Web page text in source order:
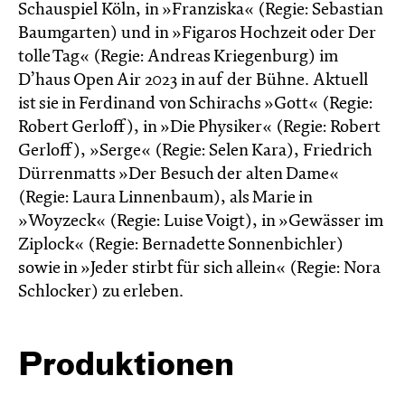
Schauspiel Köln, in »Franziska« (Regie: Sebastian
Baumgarten) und in »Figaros Hochzeit oder Der
tolle Tag« (Regie: Andreas Kriegenburg) im
D’haus Open Air 2023 in auf der Bühne. Aktuell
ist sie in Ferdinand von Schirachs »Gott« (Regie:
Robert Gerloff), in »Die Physiker« (Regie: Robert
Gerloff), »Serge« (Regie: Selen Kara), Friedrich
Dürrenmatts »Der Besuch der alten Dame«
(Regie: Laura Linnenbaum), als Marie in
»Woyzeck« (Regie: Luise Voigt), in »Gewässer im
Ziplock« (Regie: Bernadette Sonnenbichler)
sowie in »Jeder stirbt für sich allein« (Regie: Nora
Schlocker) zu erleben.
Produktionen